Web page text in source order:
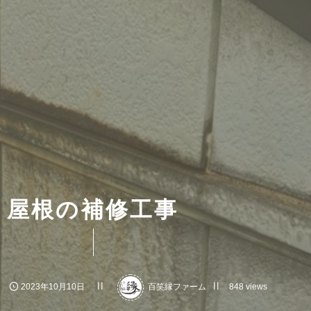
屋根の補修工事
2023年10月10日 百笑縁ファーム 848 views